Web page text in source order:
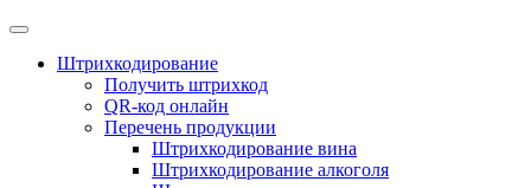
Штрихкодирование
Получить штрихкод
QR-код онлайн
Перечень продукции
Штрихкодирование вина
Штрихкодирование алкоголя